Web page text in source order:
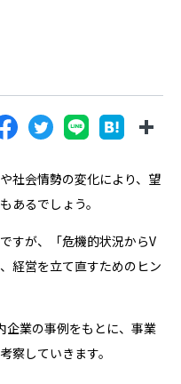
社会情勢の変化により、望
あるでしょう。
すが、「危機的状況からV
経営を立て直すためのヒン
企業の事例をもとに、事業
察していきます。